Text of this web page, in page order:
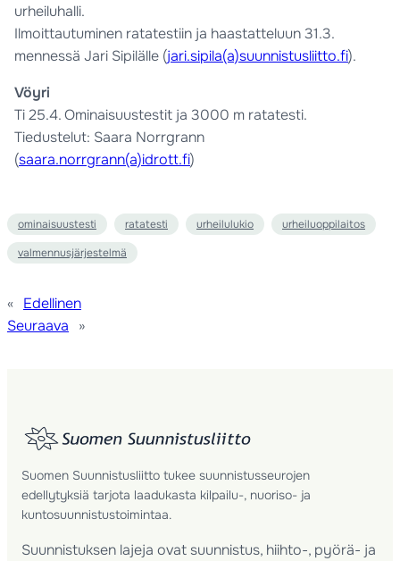
urheiluhalli.
Ilmoittautuminen ratatestiin ja haastatteluun 31.3.
mennessä Jari Sipilälle (jari.sipila(a)suunnistusliitto.fi).
Vöyri
Ti 25.4. Ominaisuustestit ja 3000 m ratatesti.
Tiedustelut: Saara Norrgrann
(saara.norrgrann(a)idrott.fi)
ominaisuustesti ratatesti urheilulukio
urheiluoppilaitos
valmennusjärjestelmä
« Edellinen
Seuraava
»
Suomen Suunnistusliitto tukee suunnistusseurojen
edellytyksiä tarjota laadukasta kilpailu-, nuoriso- ja
kuntosuunnistustoimintaa.
Suunnistuksen lajeja ovat suunnistus, hiihto-, pyörä- ja